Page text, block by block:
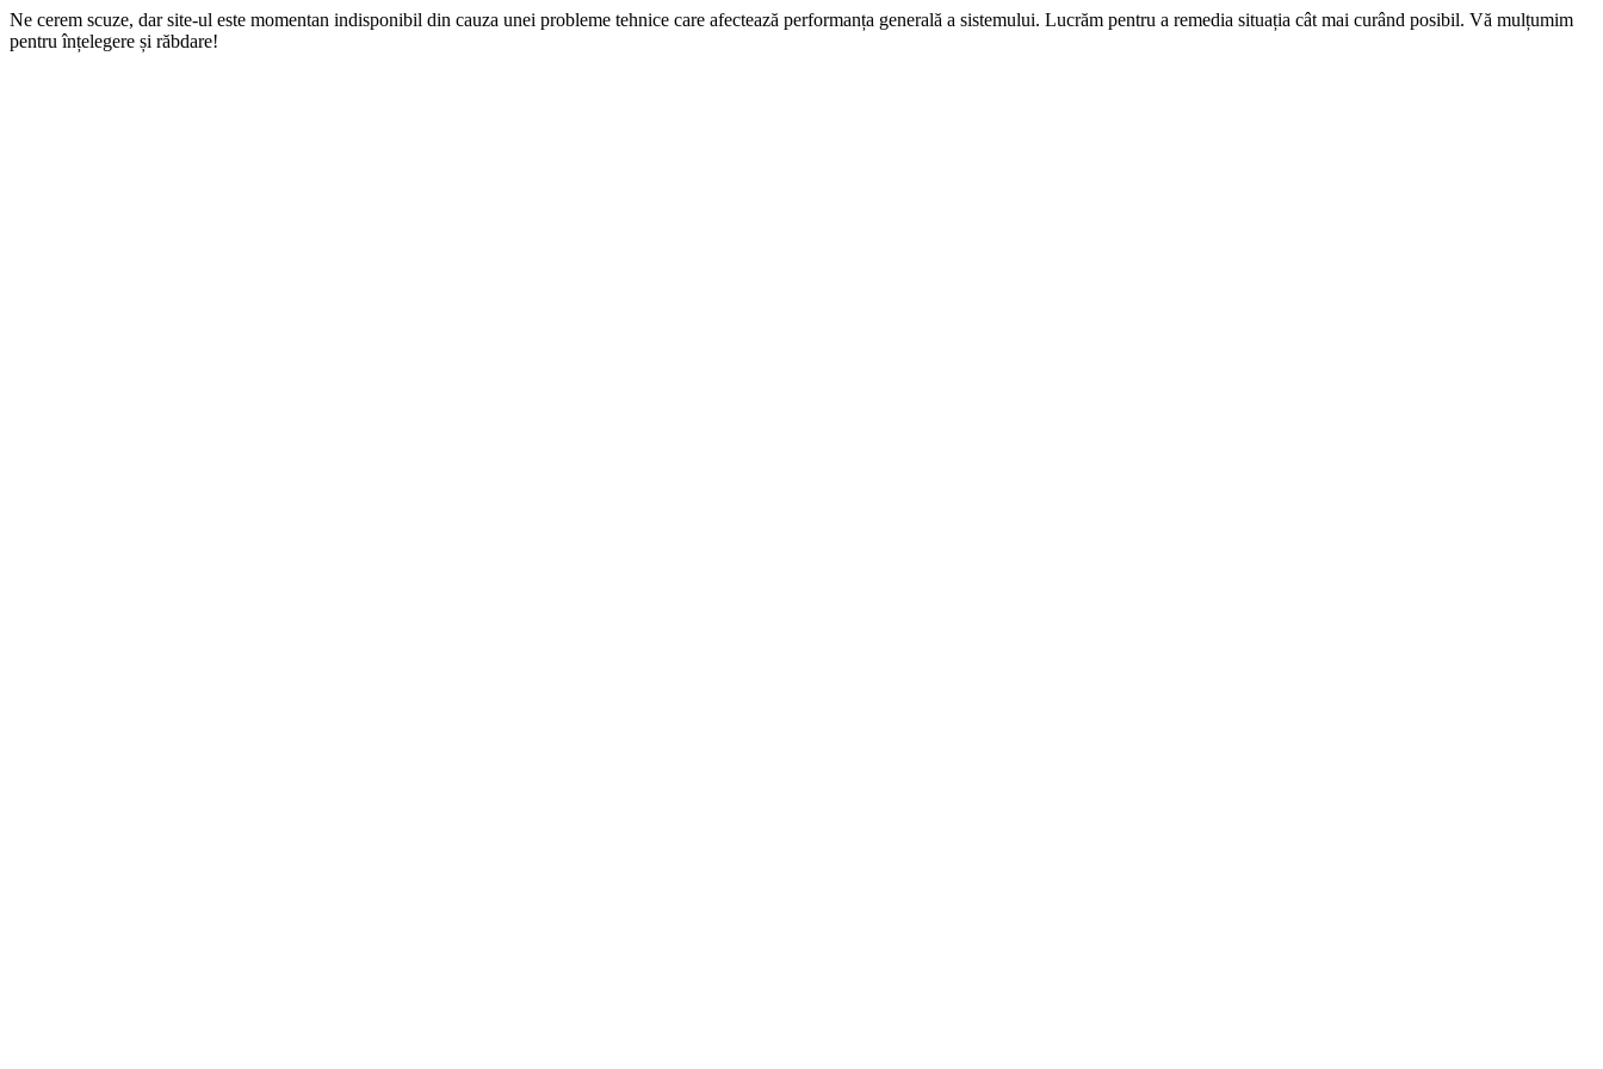
Ne cerem scuze, dar site-ul este momentan indisponibil din cauza unei probleme tehnice care afectează performanța generală a sistemului. Lucrăm pentru a remedia situația cât mai curând posibil. Vă mulțumim
pentru înțelegere și răbdare!